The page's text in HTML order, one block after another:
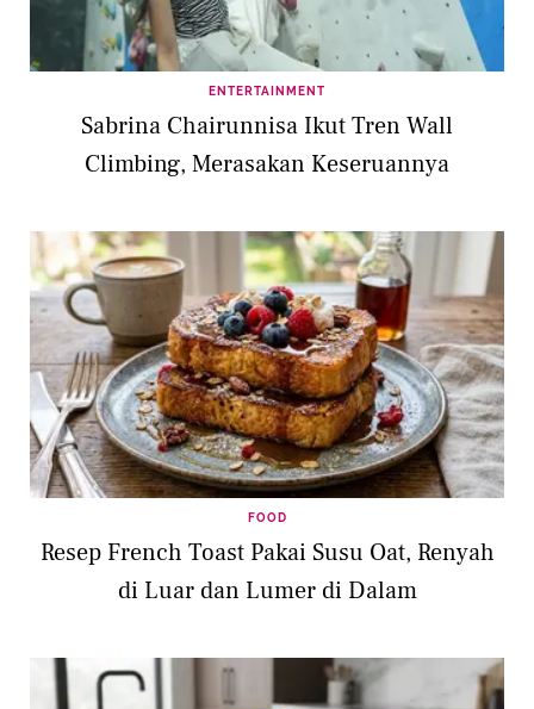
ENTERTAINMENT
Sabrina Chairunnisa Ikut Tren Wall
Climbing, Merasakan Keseruannya
FOOD
Resep French Toast Pakai Susu Oat, Renyah
di Luar dan Lumer di Dalam